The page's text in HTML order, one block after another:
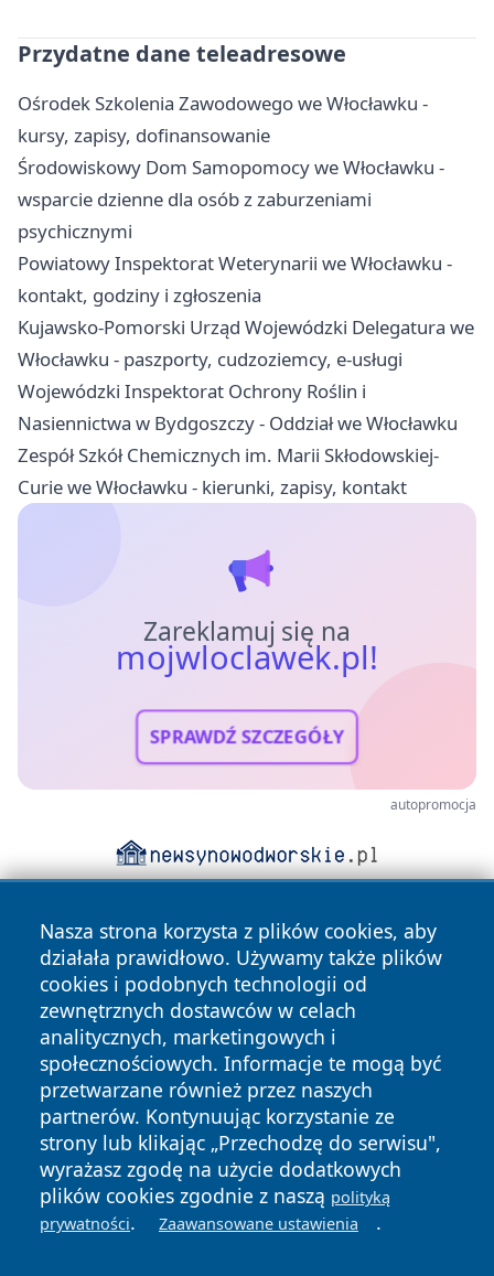
Przydatne dane teleadresowe
Ośrodek Szkolenia Zawodowego we Włocławku -
kursy, zapisy, dofinansowanie
Środowiskowy Dom Samopomocy we Włocławku -
wsparcie dzienne dla osób z zaburzeniami
psychicznymi
Powiatowy Inspektorat Weterynarii we Włocławku -
kontakt, godziny i zgłoszenia
Kujawsko-Pomorski Urząd Wojewódzki Delegatura we
Włocławku - paszporty, cudzoziemcy, e-usługi
Wojewódzki Inspektorat Ochrony Roślin i
Nasiennictwa w Bydgoszczy - Oddział we Włocławku
Zespół Szkół Chemicznych im. Marii Skłodowskiej-
Curie we Włocławku - kierunki, zapisy, kontakt
Zareklamuj się na
mojwloclawek.pl!
SPRAWDŹ SZCZEGÓŁY
autopromocja
Nasza strona korzysta z plików cookies, aby
działała prawidłowo. Używamy także plików
cookies i podobnych technologii od
zewnętrznych dostawców w celach
analitycznych, marketingowych i
społecznościowych. Informacje te mogą być
przetwarzane również przez naszych
partnerów. Kontynuując korzystanie ze
strony lub klikając „Przechodzę do serwisu",
wyrażasz zgodę na użycie dodatkowych
plików cookies zgodnie z naszą polityką
prywatności. Zaawansowane ustawienia .
Copyright © 2026 mojwloclawek.pl Wszystkie prawa
zastrzeżone.
News Autorzy
Polityka
Prywatności
Polityka
Cookies